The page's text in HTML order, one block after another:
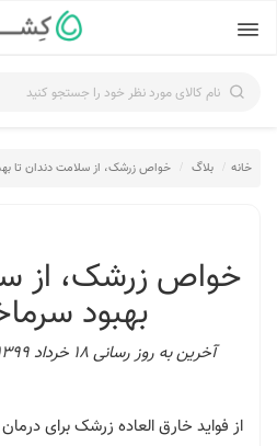
نام کالای مورد نظر خود را جستجو کنید
خانه بلاگ خواص زرشک، از سلامت دندان تا
خواص زرشک، از
بهبود
آخرین به روز رسانی 18 خرداد 1399 /
از فواید خارق العاده زرشک برای